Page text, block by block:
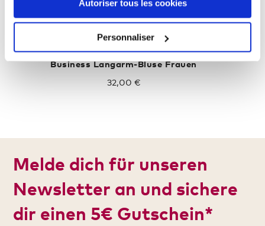
Autoriser tous les cookies
Personnaliser
Business Langarm-Bluse Frauen
32,00 €
Melde dich für unseren
Newsletter an und sichere
dir einen 5€ Gutschein*